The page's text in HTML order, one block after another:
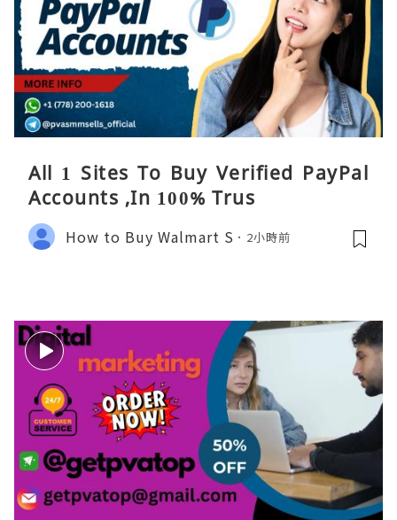
All 1 Sites To Buy Verified PayPal
Accounts ,In 100% Trus
How to Buy Walmart S 2小時前